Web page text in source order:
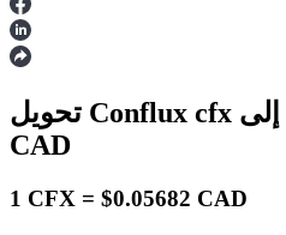
العقود الآجلة
تحويل Conflux cfx
CAD
1 CFX = $0.05682 CAD